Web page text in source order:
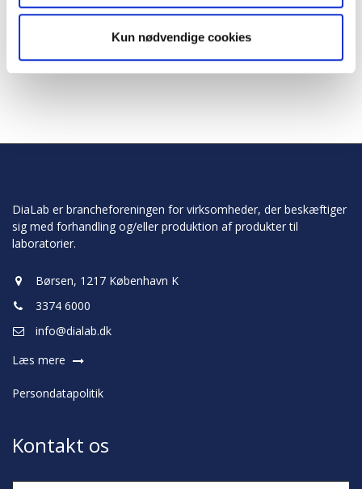
Kun nødvendige cookies
Mobil 2223 6364
jjj@danskerhverv.dk
DiaLab er brancheforeningen for virksomheder, der beskæftiger
sig med forhandling og/eller produktion af produkter til
laboratorier.
Børsen, 1217 København K
3374 6000
info@dialab.dk
Læs mere
Persondatapolitik
Kontakt os